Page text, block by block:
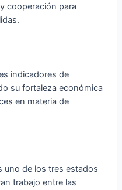
cooperación para
indicadores de
su fortaleza económica
en materia de
uno de los tres estados
trabajo entre las